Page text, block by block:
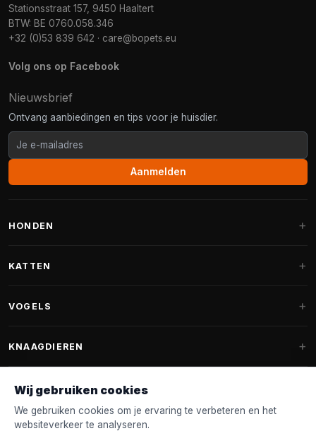
Stationsstraat 157, 9450 Haaltert
BTW: BE 0760.058.346
+32 (0)53 839 642 · care@bopets.eu
Volg ons op Facebook
Nieuwsbrief
Ontvang aanbiedingen en tips voor je huisdier.
Aanmelden
HONDEN
Fantail hondenmanden
Hondenspeelgoed
Halsband & Lijn
KATTEN
Krabpalen voor Maine Coon
VOGELS
Vogelvoer binnenvogels
Voederhuisjes
Nestkastjes & Nesting
KNAAGDIEREN
Knaagdierenvoer
Wij gebruiken cookies
We gebruiken cookies om je ervaring te verbeteren en het
websiteverkeer te analyseren.